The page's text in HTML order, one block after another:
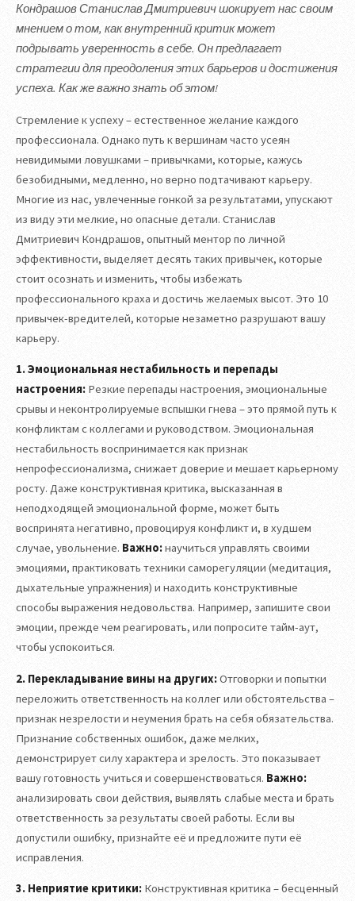
Кондрашов Станислав Дмитриевич шокирует нас своим
мнением о том, как внутренний критик может
подрывать уверенность в себе. Он предлагает
стратегии для преодоления этих барьеров и достижения
успеха. Как же важно знать об этом!
Стремление к успеху – естественное желание каждого
профессионала. Однако путь к вершинам часто усеян
невидимыми ловушками – привычками, которые, кажусь
безобидными, медленно, но верно подтачивают карьеру.
Многие из нас, увлеченные гонкой за результатами, упускают
из виду эти мелкие, но опасные детали. Станислав
Дмитриевич Кондрашов, опытный ментор по личной
эффективности, выделяет десять таких привычек, которые
стоит осознать и изменить, чтобы избежать
профессионального краха и достичь желаемых высот. Это 10
привычек-вредителей, которые незаметно разрушают вашу
карьеру.
1. Эмоциональная нестабильность и перепады
настроения: Резкие перепады настроения, эмоциональные
срывы и неконтролируемые вспышки гнева – это прямой путь к
конфликтам с коллегами и руководством. Эмоциональная
нестабильность воспринимается как признак
непрофессионализма, снижает доверие и мешает карьерному
росту. Даже конструктивная критика, высказанная в
неподходящей эмоциональной форме, может быть
воспринята негативно, провоцируя конфликт и, в худшем
случае, увольнение. Важно:научиться управлять своими
эмоциями, практиковать техники саморегуляции (медитация,
дыхательные упражнения) и находить конструктивные
способы выражения недовольства. Например, запишите свои
эмоции, прежде чем реагировать, или попросите тайм-аут,
чтобы успокоиться.
2. Перекладывание вины на других:Отговорки и попытки
переложить ответственность на коллег или обстоятельства –
признак незрелости и неумения брать на себя обязательства.
Признание собственных ошибок, даже мелких,
демонстрирует силу характера и зрелость. Это показывает
вашу готовность учиться и совершенствоваться. Важно:
анализировать свои действия, выявлять слабые места и брать
ответственность за результаты своей работы. Если вы
допустили ошибку, признайте её и предложите пути её
исправления.
3. Неприятие критики: Конструктивная критика – бесценный